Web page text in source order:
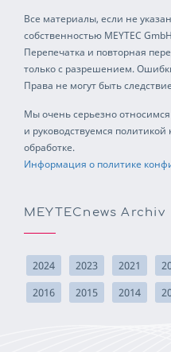
Все материалы, если не
собственностью MEYTEC
Перепечатка и повторная
только с разрешением.
Права не могут быть
Мы очень серьезно
и руководствуемся
обработке.
Информация о политике
MEYTECnews Archiv
2024 2023 2021
2016
2015 2014